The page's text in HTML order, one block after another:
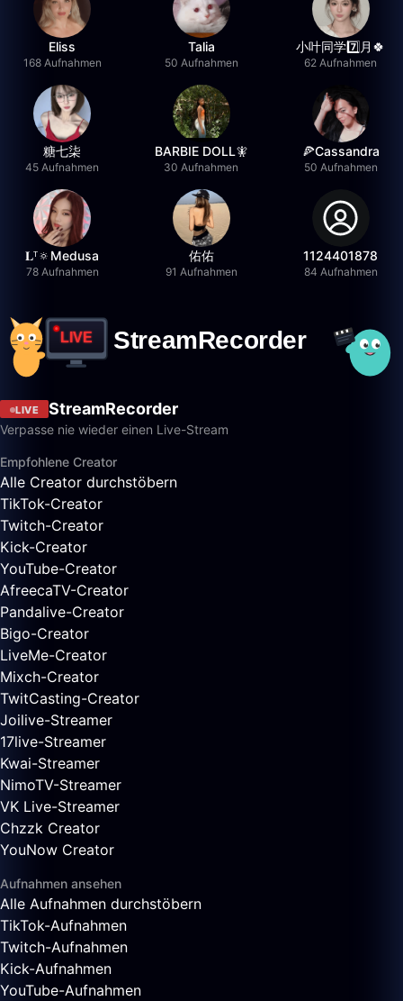
Eliss
168 Aufnahmen
Talia
50 Aufnahmen
小叶同学7️⃣月🍀
62 Aufnahmen
糖七柒
45 Aufnahmen
BARBIE DOLL🧚
30 Aufnahmen
🍕Cassandra
50 Aufnahmen
𝐋ᵀ🔅Medusa
78 Aufnahmen
佑佑
91 Aufnahmen
1124401878
84 Aufnahmen
LIVE StreamRecorder
Verpasse nie wieder einen Live-Stream
Empfohlene Creator
Alle Creator durchstöbern
TikTok-Creator
Twitch-Creator
Kick-Creator
YouTube-Creator
AfreecaTV-Creator
Pandalive-Creator
Bigo-Creator
LiveMe-Creator
Mixch-Creator
TwitCasting-Creator
Joilive-Streamer
17live-Streamer
Kwai-Streamer
NimoTV-Streamer
VK Live-Streamer
Chzzk Creator
YouNow Creator
Aufnahmen ansehen
Alle Aufnahmen durchstöbern
TikTok-Aufnahmen
Twitch-Aufnahmen
Kick-Aufnahmen
YouTube-Aufnahmen